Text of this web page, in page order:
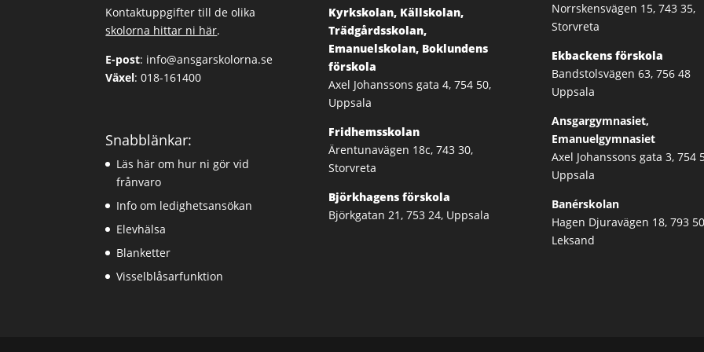
Kontaktuppgifter till de olika
skolorna hittar ni här.
E-post: info@ansgarskolorna.se
Växel:018-161400
Snabblänkar:
Läs här om hur ni gör vid
frånvaro
Info om ledighetsansökan
Elevhälsa
Blanketter
Visselblåsarfunktion
Kyrkskolan, Källskolan,
Trädgårdsskolan,
Emanuelskolan, Boklundens
förskola
Axel Johanssons gata 4, 754 50,
Uppsala
Fridhemsskolan
Ärentunavägen 18c, 743 30,
Storvreta
Björkhagens förskola
Björkgatan 21, 753 24, Uppsala
Norrskensvägen 15, 743 35,
Storvreta
Ekbackens förskola
Bandstolsvägen 63, 756 48
Uppsala
Ansgargymnasiet,
Emanuelgymnasiet
Axel Johanssons gata 3, 754
Uppsala
Banérskolan
Hagen Djuravägen 18, 793
Leksand